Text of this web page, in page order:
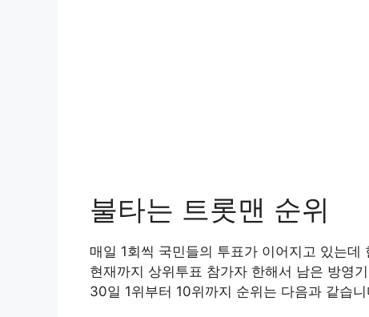
불타는 트롯맨 순위
매일 1회씩 국민들의 투표가 이어지고 있는
현재까지 상위투표 참가자 한해서 남은 방영
30일 1위부터 10위까지 순위는 다음과 같습니